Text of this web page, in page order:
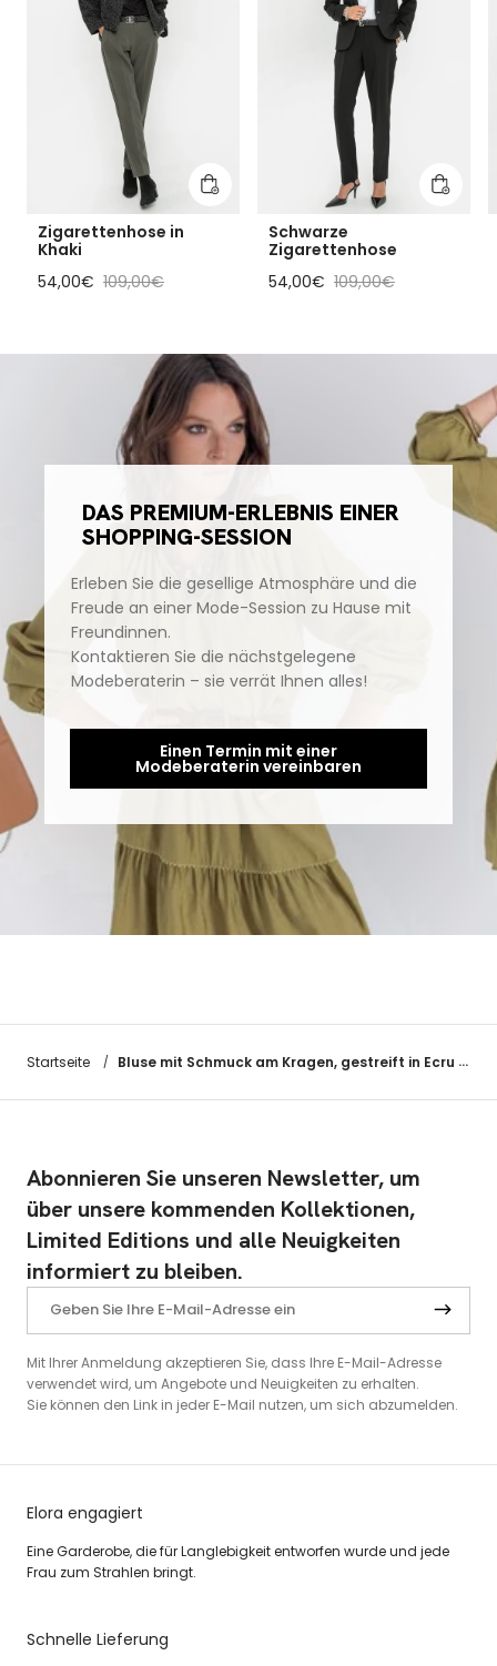
In den Warenkorb legen
Zigarettenhose in
Khaki
Reduzierter Preis
54,00€ Regulärer Preis
109,00€
In den
Schwarze
Zigarettenhose
Reduzierter Preis
54,00€ Regulärer Preis
109,00€
DAS PREMIUM-ERLEBNIS EINER
SHOPPING-SESSION
Erleben Sie die gesellige Atmosphäre und die
Freude an einer Mode-Session zu Hause mit
Freundinnen.
Kontaktieren Sie die nächstgelegene
Modeberaterin – sie verrät Ihnen alles!
Einen Termin mit einer
Modeberaterin vereinbaren
Startseite / Bluse mit Schmuck am Kragen, gestreift in Ecru und Schwarz
Abonnieren Sie unseren Newsletter, um
über unsere kommenden Kollektionen,
Limited Editions und alle Neuigkeiten
informiert zu bleiben.
Mit Ihrer Anmeldung akzeptieren Sie, dass Ihre E-Mail-Adresse
verwendet wird, um Angebote und Neuigkeiten zu erhalten.
Sie können den Link in jeder E-Mail nutzen, um sich abzumelden.
Elora engagiert
Eine Garderobe, die für Langlebigkeit entworfen wurde und jede
Frau zum Strahlen bringt.
Schnelle Lieferung